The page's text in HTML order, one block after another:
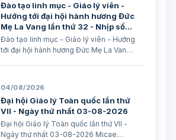
Đào tạo linh mục - Giáo lý viên -
Hướng tới đại hội hành hương Đức
Mẹ La Vang lần thứ 32 - Nhịp sống
Giáo hội Việt Nam số 85
(28/7/2026 - 03/8/2026)
Đào tạo linh mục - Giáo lý viên - Hướng
tới đại hội hành hương Đức Mẹ La Vang
04/08/2026
Đại hội Giáo lý Toàn quốc lần thứ
VII - Ngày thứ nhất 03-08-2026
Đại hội Giáo lý Toàn quốc lần thứ VII -
Ngày thứ nhất 03-08-2026 Micae